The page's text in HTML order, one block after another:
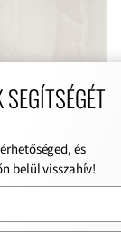
padlólap
OLVASOM
és
belül visszahív!